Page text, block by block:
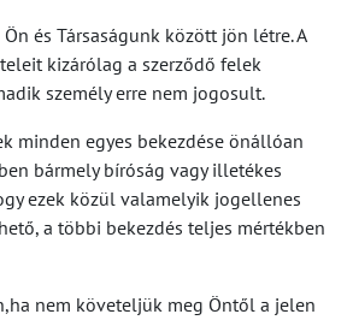
és Társaságunk között jön létre. A
kizárólag a szerződő felek
személy erre nem jogosult.
minden egyes bekezdése önállóan
bármely bíróság vagy illetékes
ezek közül valamelyik jogellenes
a többi bekezdés teljes mértékben
nem követeljük meg Öntől a jelen